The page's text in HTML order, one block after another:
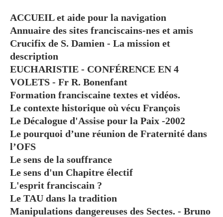
ACCUEIL et aide pour la navigation
Annuaire des sites franciscains-nes et amis
Crucifix de S. Damien - La mission et
description
EUCHARISTIE - CONFÉRENCE EN 4
VOLETS - Fr R. Bonenfant
Formation franciscaine textes et vidéos.
Le contexte historique où vécu François
Le Décalogue d'Assise pour la Paix -2002
Le pourquoi d’une réunion de Fraternité dans
l’OFS
Le sens de la souffrance
Le sens d'un Chapitre électif
L'esprit franciscain ?
Le TAU dans la tradition
Manipulations dangereuses des Sectes. - Bruno